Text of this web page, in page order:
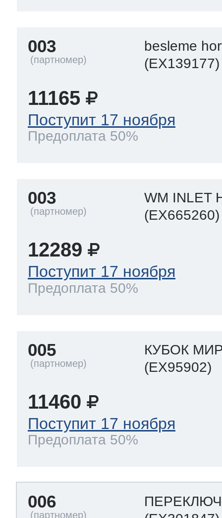
003
besleme
(EX139177)
11165
Поступит 17 ноября
Предоплата 50%
003
WM INLET
(EX665260)
12289
Поступит 17 ноября
Предоплата 50%
005
КУБОК
(EX95902)
11460
Поступит 17 ноября
Предоплата 50%
006